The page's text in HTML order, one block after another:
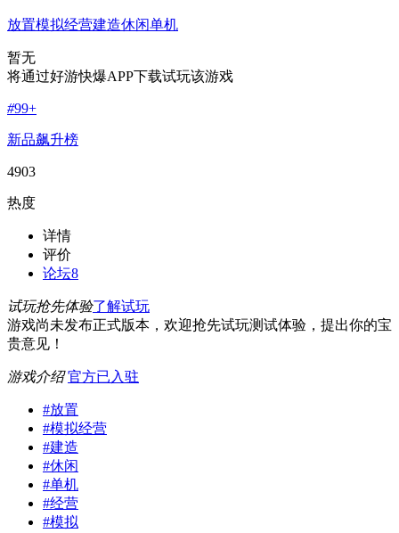
放置模拟经营建造休闲单机
暂无
将通过好游快爆APP下载试玩该游戏
#99+
新品飙升榜
4903
热度
详情
评价
论坛8
试玩抢先体验了解试玩
游戏尚未发布正式版本，欢迎抢先试玩测试体验，提出你的宝
贵意见！
游戏介绍 官方已入驻
#放置
#模拟经营
#建造
#休闲
#单机
#经营
#模拟